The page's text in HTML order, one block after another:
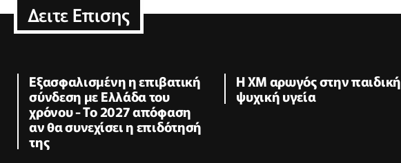
Δειτε Επισης
Εξασφαλισμένη η επιβατική
σύνδεση με Ελλάδα του
χρόνου - Το 2027 απόφαση
αν θα συνεχίσει η επιδότησή
της
Η XM αρωγός στην παιδική
ψυχική υγεία